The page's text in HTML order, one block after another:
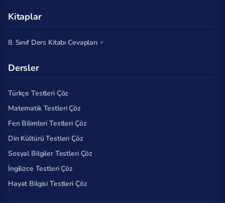
Kitaplar
8. Sınıf Ders Kitabı Cevapları
Dersler
Türkçe Testleri Çöz
Matematik Testleri Çöz
Fen Bilimleri Testleri Çöz
Din Kültürü Testleri Çöz
Sosyal Bilgiler Testleri Çöz
İngilizce Testleri Çöz
Hayat Bilgisi Testleri Çöz